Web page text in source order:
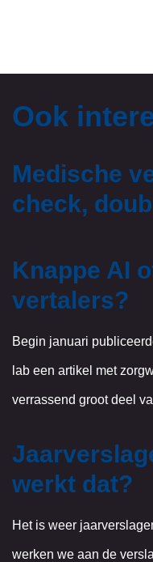
Ook
Medische
check,
Knappe AI
vertalers?
Begin januari
lab een artikel met
verrassend groot deel
werkt dat?
Het is weer
werken we aan de